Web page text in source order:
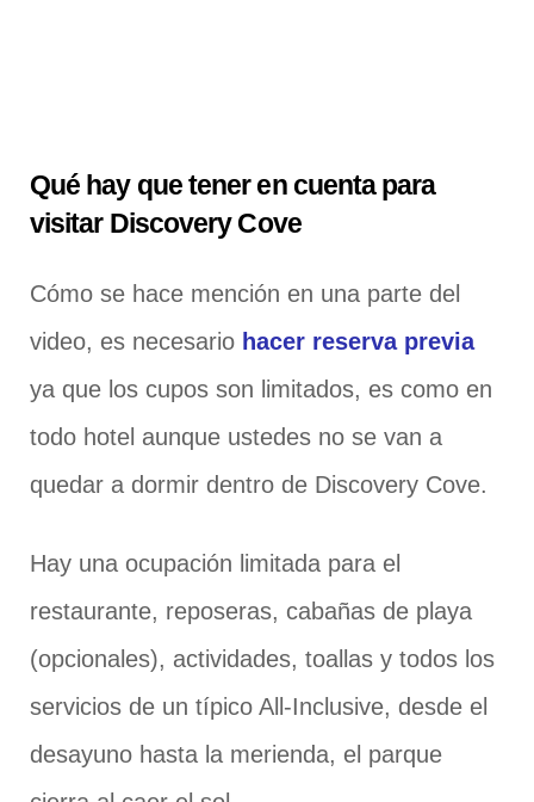
Qué hay que tener en cuenta para
visitar Discovery Cove
Cómo se hace mención en una parte del
video, es necesario hacer reserva previa
ya que los cupos son limitados, es como en
todo hotel aunque ustedes no se van a
quedar a dormir dentro de Discovery Cove.
Hay una ocupación limitada para el
restaurante, reposeras, cabañas de playa
(opcionales), actividades, toallas y todos los
servicios de un típico All-Inclusive, desde el
desayuno hasta la merienda, el parque